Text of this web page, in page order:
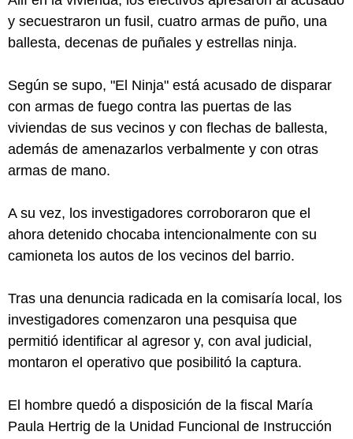
y secuestraron un fusil, cuatro armas de puño, una
ballesta, decenas de puñales y estrellas ninja.
Según se supo, "El Ninja" está acusado de disparar
con armas de fuego contra las puertas de las
viviendas de sus vecinos y con flechas de ballesta,
además de amenazarlos verbalmente y con otras
armas de mano.
A su vez, los investigadores corroboraron que el
ahora detenido chocaba intencionalmente con su
camioneta los autos de los vecinos del barrio.
Tras una denuncia radicada en la comisaría local, los
investigadores comenzaron una pesquisa que
permitió identificar al agresor y, con aval judicial,
montaron el operativo que posibilitó la captura.
El hombre quedó a disposición de la fiscal María
Paula Hertrig de la Unidad Funcional de Instrucción